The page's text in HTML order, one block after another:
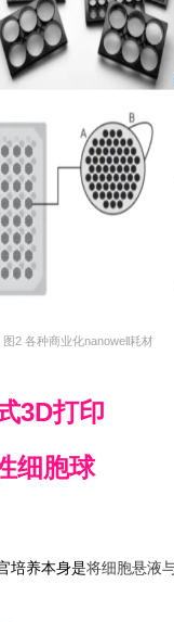
图2 各种商业化nanowell耗材
3D打印
细胞球
培养本身是将细胞悬液与matrigel（细胞外基质材料）混合后用移液枪